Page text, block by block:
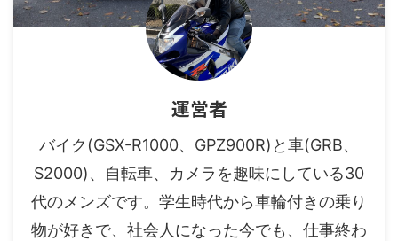
運営者
バイク(GSX-R1000、GPZ900R)と車(GRB、
S2000)、自転車、カメラを趣味にしている30
代のメンズです。学生時代から車輪付きの乗り
物が好きで、社会人になった今でも、仕事終わ